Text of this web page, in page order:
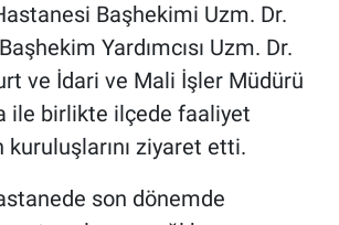
Başhekimi Uzm. Dr.
Yardımcısı Uzm. Dr.
ve İdari ve Mali İşler Müdürü
ile birlikte ilçede faaliyet
kuruluşlarını ziyaret etti.
son dönemde